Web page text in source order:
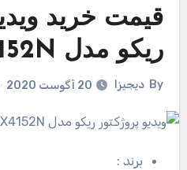
قیمت خرید
ریکو مدل PJ WX4152N
By دیجیزا 20 آگوست 2020
برند: